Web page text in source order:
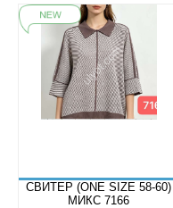
СВИТЕР (ONE SIZE 58-60)
МИКС 7166